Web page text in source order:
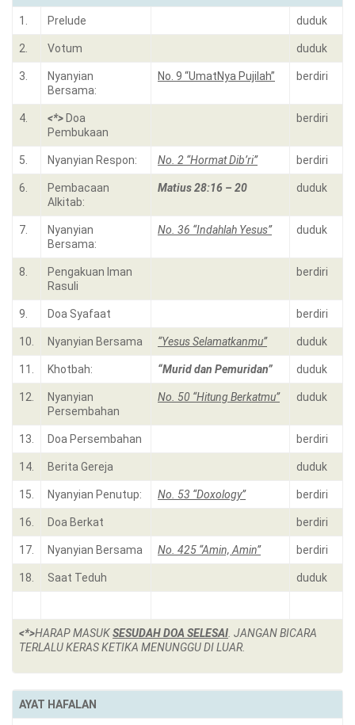
1. Prelude duduk
2. Votum duduk
3.
Nyanyian
Bersama:
No. 9 “UmatNya Pujilah” berdiri
4. <*> Doa
Pembukaan
berdiri
5. Nyanyian Respon: No. 2 “Hormat Dib’ri” berdiri
6.
Pembacaan
Alkitab:
Matius 28:16 – 20 duduk
7.
Nyanyian
Bersama:
No. 36 “Indahlah Yesus” duduk
8.
Pengakuan Iman
Rasuli
berdiri
9. Doa Syafaat berdiri
10. Nyanyian Bersama “Yesus Selamatkanmu” duduk
11. Khotbah: “Murid dan Pemuridan” duduk
12.
Nyanyian
Persembahan
No. 50 “Hitung Berkatmu” duduk
13. Doa Persembahan berdiri
14. Berita Gereja duduk
15. Nyanyian Penutup: No. 53 “Doxology” berdiri
16. Doa Berkat berdiri
17. Nyanyian Bersama No. 425 “Amin, Amin” berdiri
18. Saat Teduh duduk
<*>HARAP MASUKSESUDAH DOA SELESAI . JANGAN BICARA
TERLALU KERAS KETIKA MENUNGGU DI LUAR.
AYAT HAFALAN